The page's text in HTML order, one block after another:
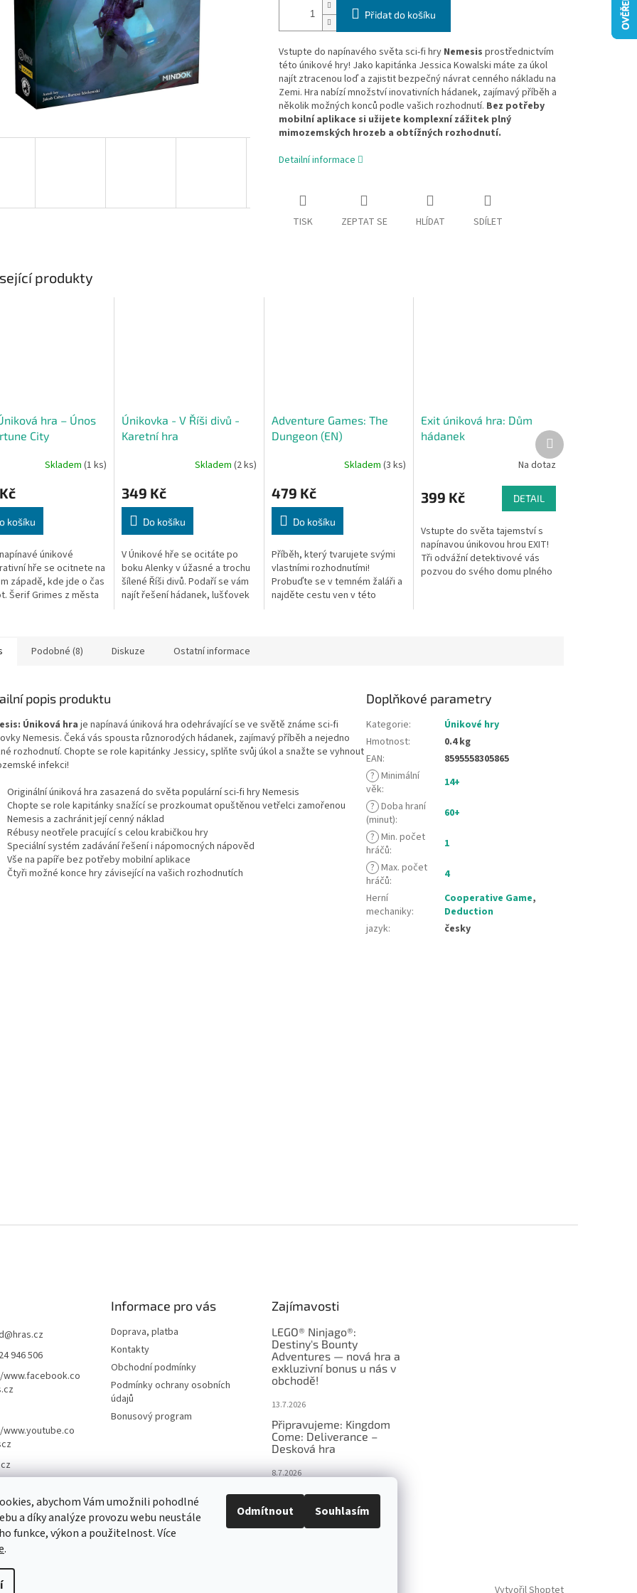
abychom Vám umožnili pohodlné
a díky analýze provozu webu neustále
funkce, výkon a použitelnost. Více
.
Odmítnout Souhlasím
Přidat do košíku
Vstupte do napínavého světa sci-fi hry Nemesis prostřednictvím
této únikové hry! Jako kapitánka Jessica Kowalski máte za úkol
najít ztracenou loď a zajistit bezpečný návrat cenného nákladu na
Zemi. Hra nabízí množství inovativních hádanek, zajímavý příběh a
několik možných konců podle vašich rozhodnutí. Bez potřeby
mobilní aplikace si užijete komplexní zážitek plný
mimozemských hrozeb a obtížných rozhodnutí.
Detailní informace
TISK ZEPTAT SE HLÍDAT SDÍLET
produkty
hra – Únos
City
Skladem (1 ks)
košíku
únikové
hře se ocitnete na
západě, kde jde o čas
Šerif Grimes z města
Únikovka - V Říši divů -
Karetní hra
Skladem (2 ks)
349 Kč
Do košíku
V Únikové hře se ocitáte po
boku Alenky v úžasné a trochu
šílené Říši divů. Podaří se vám
najít řešení hádanek, lušťovek
Adventure Games: The
Dungeon (EN)
Skladem(3 ks)
479 Kč
Do košíku
Příběh, který tvarujete svými
vlastními rozhodnutími!
Probuďte se v temném žaláři a
najděte cestu ven v této
Exit úniková hra: Dům
hádanek
Na dotaz
399 Kč DETAIL
Vstupte do světa tajemství s
napínavou únikovou hrou EXIT!
Tři odvážní detektivové vás
pozvou do svého domu plného
Další
produkt
Podobné (8) Diskuze Ostatní informace
popis produktu
Úniková hra je napínavá úniková hra odehrávající se ve světě známe sci-fi
Nemesis. Čeká vás spousta různorodých hádanek, zajímavý příběh a nejedno
rozhodnutí. Chopte se role kapitánky Jessicy, splňte svůj úkol a snažte se vyhnout
infekci!
Originální úniková hra zasazená do světa populární sci-fi hry Nemesis
Chopte se role kapitánky snažící se prozkoumat opuštěnou vetřelci zamořenou
Nemesis a zachránit její cenný náklad
Rébusy neotřele pracující s celou krabičkou hry
Speciální systém zadávání řešení i nápomocných nápověd
Vše na papíře bez potřeby mobilní aplikace
Čtyři možné konce hry závisející na vašich rozhodnutích
Doplňkové parametry
Kategorie:
Únikové hry
Hmotnost:
0.4 kg
EAN:
8595558305865
? Minimální
věk:
14+
? Doba hraní
(minut):
60+
? Min. počet
hráčů:
1
? Max. počet
hráčů:
4
Herní
mechaniky:
Cooperative Game,
Deduction
jazyk: česky
@hras.cz
946 506
Informace pro vás
Doprava, platba
Kontakty
Obchodní podmínky
Podmínky ochrany osobních
údajů
Bonusový program
Zajímavosti
LEGO® Ninjago®:
Destiny's Bounty
Adventures — nová hra a
exkluzivní bonus u nás v
obchodě!
13.7.2026
Připravujeme: Kingdom
Come: Deliverance –
Desková hra
8.7.2026
Nejlepší deskové hry:
výběr, který frčí v celém
Česku
Vytvořil Shoptet
cookies